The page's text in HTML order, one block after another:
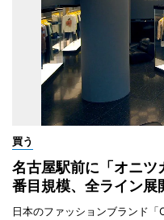
買う
名古屋駅前に「オニ
番目規模、全ライン展
日本のファッションブランド